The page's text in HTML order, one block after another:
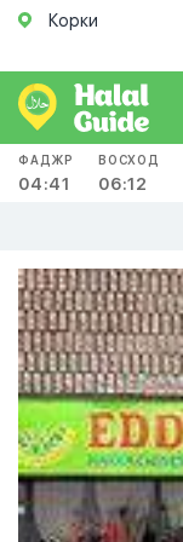
Корки
ФАДЖР
04:41
ВОСХОД
06:12